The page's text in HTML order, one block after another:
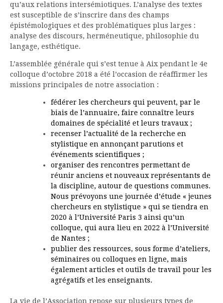
qu’aux relations intersémiotiques. L’analyse des textes
est susceptible de s’inscrire dans des champs
épistémologiques et des problématiques plus larges :
analyse des discours, herméneutique, philosophie du
langage, esthétique.
L’assemblée générale qui s’est tenue à Aix pendant le 4e
colloque d’octobre 2018 a été l’occasion de réaffirmer les
missions principales de notre association :
fédérer les chercheurs qui peuvent, par le
biais de l’annuaire, faire connaître leurs
domaines de spécialité et leurs travaux ;
recenser l’actualité de la recherche en
stylistique en annonçant parutions et
événements scientifiques ;
organiser des rencontres permettant de
réunir anciens et nouveaux représentants de
la discipline, autour de questions communes.
Nous prévoyons une journée d’étude « jeunes
chercheurs en stylistique » qui se tiendra en
2020 à l’Université Paris 3 ainsi qu’un
colloque, qui aura lieu en 2022 à l’Université
de Nantes ;
publier des ressources, sous forme d’ateliers,
séminaires ou colloques en ligne, mais
également articles et outils de travail pour les
agrégatifs et les enseignants.
La vie de l’Association repose sur plusieurs types de